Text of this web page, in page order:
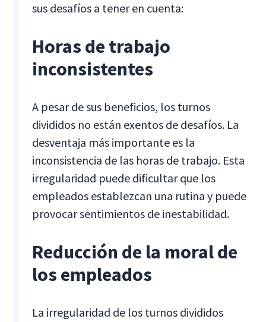
sus desafíos a tener en cuenta:
Horas de trabajo
inconsistentes
A pesar de sus beneficios, los turnos
divididos no están exentos de desafíos. La
desventaja más importante es la
inconsistencia de las horas de trabajo. Esta
irregularidad puede dificultar que los
empleados establezcan una rutina y puede
provocar sentimientos de inestabilidad.
Reducción de la moral de
los empleados
La irregularidad de los turnos divididos